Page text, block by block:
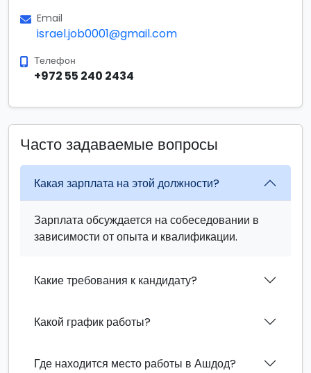
Email
israel.job0001@gmail.com
Телефон
+972 55 240 2434
Часто задаваемые вопросы
Какая зарплата на этой должности?
Зарплата обсуждается на собеседовании в
зависимости от опыта и квалификации.
Какие требования к кандидату?
Какой график работы?
Где находится место работы в Ашдод?